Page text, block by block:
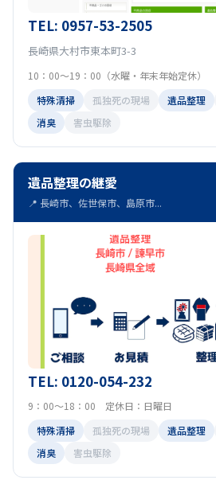
TEL: 0957-53-2505
長崎県大村市東本町3-3
10：00～19：00（水曜・年末年始定休）
特殊清掃
孤独死の現場 遺品整理
消臭
害虫駆除
遺品整理の継愛
📍 長崎市、佐世保市、島原市...
TEL: 0120-054-232
9：00～18：00 定休日：日曜日
特殊清掃
孤独死の現場 遺品整理
消臭
害虫駆除